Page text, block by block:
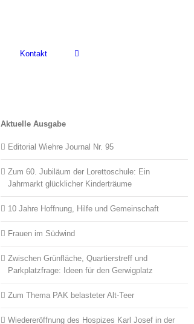
Kontakt
Aktuelle Ausgabe
Editorial Wiehre Journal Nr. 95
Zum 60. Jubiläum der Lorettoschule: Ein
Jahrmarkt glücklicher Kinderträume
10 Jahre Hoffnung, Hilfe und Gemeinschaft
Frauen im Südwind
Zwischen Grünfläche, Quartierstreff und
Parkplatzfrage: Ideen für den Gerwigplatz
Zum Thema PAK belasteter Alt-Teer
Wiedereröffnung des Hospizes Karl Josef in der